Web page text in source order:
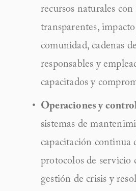
recursos naturales
transparentes,
comunidad, cadenas
responsables y
capacitados y
Operaciones y
sistemas de
capacitación continua
protocolos de servicio
gestión de crisis y